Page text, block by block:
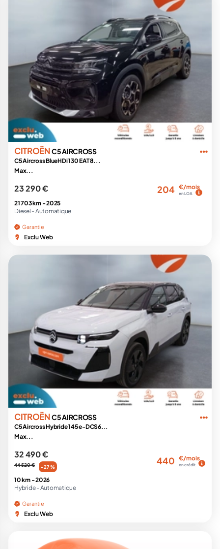
CITROËNC5 AIRCROSS
C5 Aircross BlueHDi 130 EAT8...
Max...
23 290 € 204 €/mois
en LOA
21 703 km -2025
Diesel - Automatique
Garantie
Exclu Web
CITROËNC5 AIRCROSS
C5 Aircross Hybride 145 e-DCS6...
Max...
32 490 €
44 520 € -27 %
440 €/mois
en crédit
10 km -2026
Hybride - Automatique
Garantie
Exclu Web